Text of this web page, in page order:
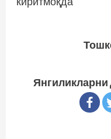
Янгиликларни